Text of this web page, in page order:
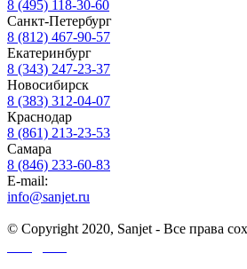
8 (495) 118-30-60
Санкт-Петербург
8 (812) 467-90-57
Екатеринбург
8 (343) 247-23-37
Новосибирск
8 (383) 312-04-07
Краснодар
8 (861) 213-23-53
Самара
8 (846) 233-60-83
E-mail:
info@sanjet.ru
© Copyright 2020, Sanjet - Все права